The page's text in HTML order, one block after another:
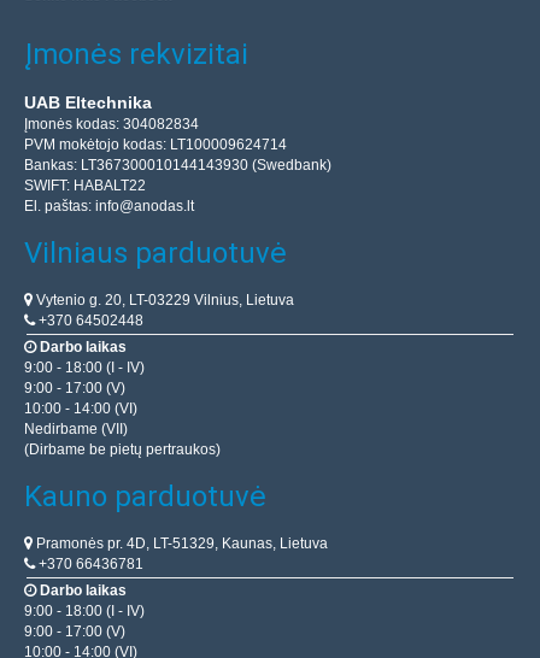
Įmonės rekvizitai
UAB Eltechnika
Įmonės kodas: 304082834
PVM mokėtojo kodas: LT100009624714
Bankas: LT367300010144143930 (Swedbank)
SWIFT: HABALT22
El. paštas: info@anodas.lt
Vilniaus parduotuvė
Vytenio g. 20, LT-03229 Vilnius, Lietuva
+370 64502448
Darbo laikas
9:00 - 18:00 (I - IV)
9:00 - 17:00 (V)
10:00 - 14:00 (VI)
Nedirbame (VII)
(Dirbame be pietų pertraukos)
Kauno parduotuvė
Pramonės pr. 4D, LT-51329, Kaunas, Lietuva
+370 66436781
Darbo laikas
9:00 - 18:00 (I - IV)
9:00 - 17:00 (V)
10:00 - 14:00 (VI)